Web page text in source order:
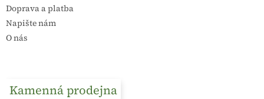
Doprava a platba
Napište nám
O nás
Kamenná prodejna